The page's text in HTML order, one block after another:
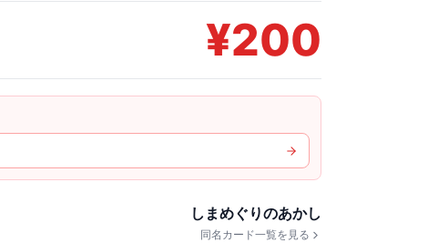
¥200
しまめぐりのあかし
同名カード一覧を見る